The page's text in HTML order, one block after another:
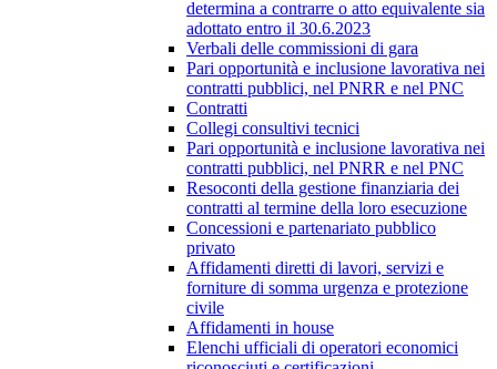
determina a contrarre o atto equivalente sia
adottato entro il 30.6.2023
Verbali delle commissioni di gara
Pari opportunità e inclusione lavorativa nei
contratti pubblici, nel PNRR e nel PNC
Contratti
Collegi consultivi tecnici
Pari opportunità e inclusione lavorativa nei
contratti pubblici, nel PNRR e nel PNC
Resoconti della gestione finanziaria dei
contratti al termine della loro esecuzione
Concessioni e partenariato pubblico
privato
Affidamenti diretti di lavori, servizi e
forniture di somma urgenza e protezione
civile
Affidamenti in house
Elenchi ufficiali di operatori economici